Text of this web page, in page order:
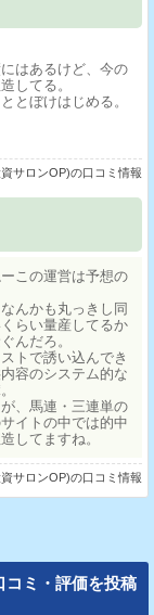
はあるけど、今の
してる。
とぼけはじめる。
サロンOP)の口コミ情報
この運営は予想の
んかも丸っきし同
らい量産してるか
んだろ。
トで誘い込んでき
容のシステム的な
、馬連・三連単の
イトの中では的中
してますね。
サロンOP)の口コミ情報
コミ・評価を投稿